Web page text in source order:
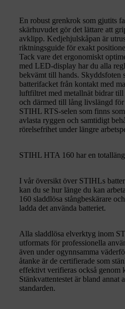
En robust grenkrok som gjutits
skärhuvudet gör det lättare att
avklipp. Kedjehjulskåpan är
riktningsguide för exakt
Tack vare det ergonomiskt
med LED-display har du alla
bekvämt till hands. Skyddsfoten
batterifacket från kontakt med
luftfiltret med metallnät bidrar
och därmed till lång livslängd
STIHL RTS-selen som finns
avlasta ryggen och samtidigt
rörelsefrihet under längre
STIHL HTA 160 har en
I vår översikt över STIHLs
kan du se hur länge du kan
160 sladdlösa stångbeskärare
ladda det använda batteriet.
Alla sladdlösa elverktyg inom
utformats för professionella
även under ogynnsamma
åtanke är de certifierade som
effektivt verifieras också genom
Stänkvattentestet är bland annat
standarden.